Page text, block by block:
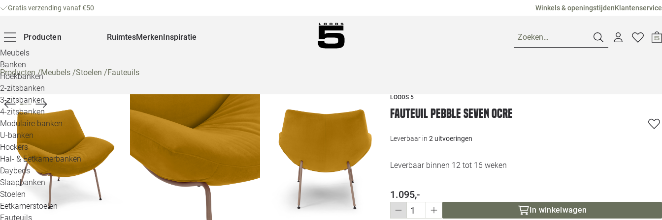
Gratis verzending vanaf €50 Winkels & openingstijdenKlantenservice
Producten
Meubels
Banken
Hoekbanken
2-zitsbanken
3-zitsbanken
4-zitsbanken
Modulaire banken
U-banken
Hockers
Hal- & Eetkamerbanken
Daybeds
Slaapbanken
Stoelen
Eetkamerstoelen
Fauteuils
RuimtesMerkenInspiratie Zoeken…
Loods 5
Producten/Meubels /Stoelen /Fauteuils
LOODS 5
Fauteuil Pebble seven ocre
Leverbaar in 2 uitvoeringen
Leverbaar binnen 12 tot 16 weken
1.095,-
In winkelwagen